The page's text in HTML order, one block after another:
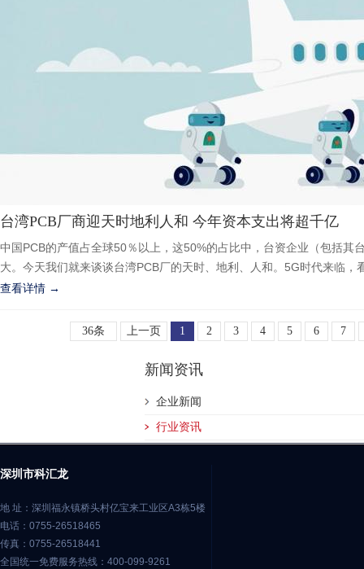
台湾PCB厂商迎天时地利人和 今年资本支出将超千亿
中国PCB的产值占全球50％以上，这50%的占比中，台资企业（包括其
大。今天我们就来谈谈台湾PCB厂的天时、地利、人和。5G时代来临，
查看详情 →
36条 上一页 1 2 3 4 5 6 7
新闻资讯
企业新闻
行业资讯
深圳市科汇龙
地 址：深圳福永镇桥头村亿宝来工业区A3栋5楼
电话：0755-26518465
传真：0755-26518441
全国统一免费服务热线：400-099-9261